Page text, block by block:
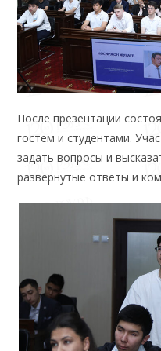
После презентации
гостем и студентами.
задать вопросы и
развернутые ответы и